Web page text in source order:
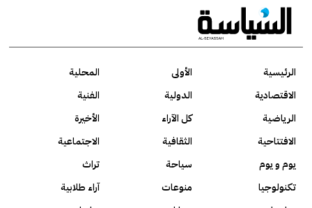
الرئيسية الأولى
المحلية
الاقتصادية
الدولية
الفنية
الرياضية
كل الآراء
الأخيرة
الافتتاحية
الثقافية
الاجتماعية
يوم و يوم
سياحة
تراث
تكنولوجيا
منوعات
آراء طلابية